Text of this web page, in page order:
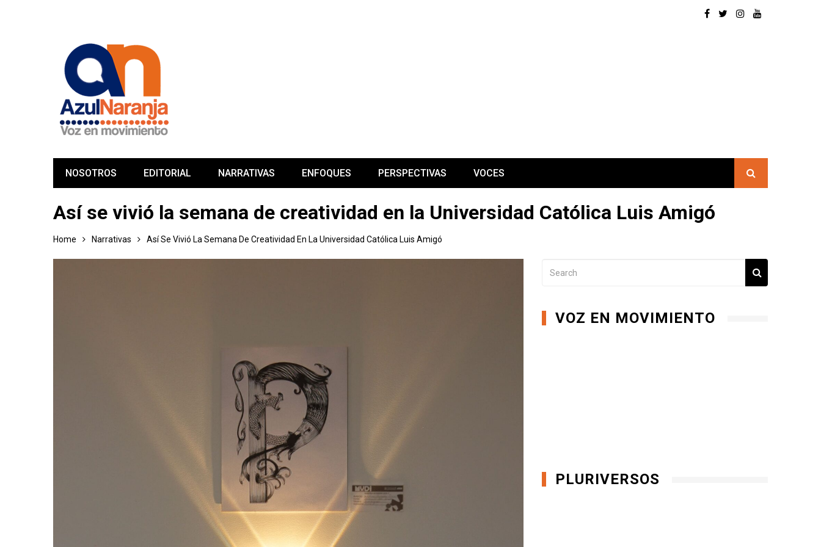
NOSOTROS EDITORIAL NARRATIVAS ENFOQUES PERSPECTIVAS VOCES
Así se vivió la semana de creatividad en la Universidad Católica Luis Amigó
Home Narrativas Así Se Vivió La Semana De Creatividad En La Universidad Católica Luis Amigó
VOZ EN MOVIMIENTO
PLURIVERSOS